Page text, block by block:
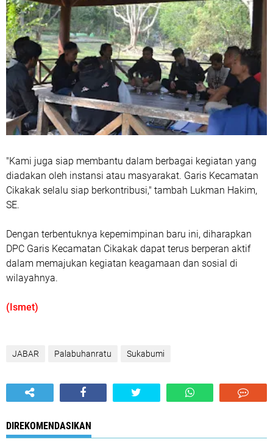
"Kami juga siap membantu dalam berbagai kegiatan yang
diadakan oleh instansi atau masyarakat. Garis Kecamatan
Cikakak selalu siap berkontribusi," tambah Lukman Hakim,
SE.
Dengan terbentuknya kepemimpinan baru ini, diharapkan
DPC Garis Kecamatan Cikakak dapat terus berperan aktif
dalam memajukan kegiatan keagamaan dan sosial di
wilayahnya.
(Ismet)
JABAR Palabuhanratu Sukabumi
DIREKOMENDASIKAN